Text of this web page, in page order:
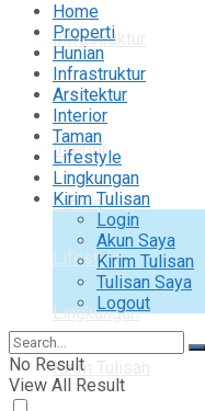
Infrastruktur
Arsitektur
Interior
Taman
Lifestyle
Lingkungan
Kirim Tulisan
Home
Properti
Hunian
Infrastruktur
Arsitektur
Interior
Taman
Lifestyle
Lingkungan
Kirim Tulisan
Login
Akun Saya
Kirim Tulisan
Tulisan Saya
Logout
No Result
View All Result